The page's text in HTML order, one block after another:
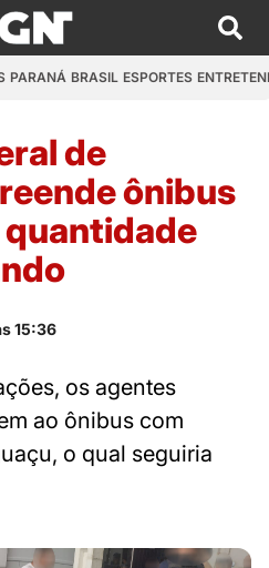
PARANÁ BRASIL ESPORTES
de
ônibus
15:36
os agentes
ao ônibus com
o qual seguiria